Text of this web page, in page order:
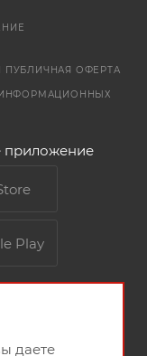
ПУБЛИЧНАЯ ОФЕРТА
приложение
Play
даете